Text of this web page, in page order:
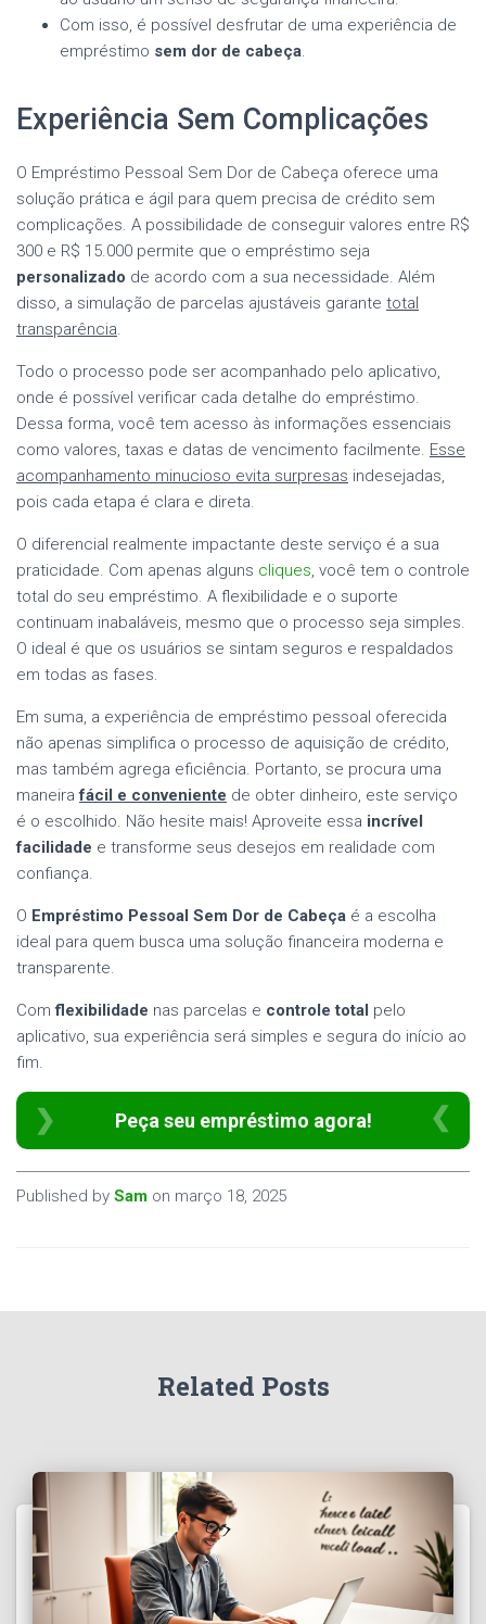
Com isso, é possível desfrutar de uma experiência de
empréstimo sem dor de cabeça.
Experiência Sem Complicações
O Empréstimo Pessoal Sem Dor de Cabeça oferece uma
solução prática e ágil para quem precisa de crédito sem
complicações. A possibilidade de conseguir valores entre R$
300 e R$ 15.000 permite que o empréstimo seja
personalizado de acordo com a sua necessidade. Além
disso, a simulação de parcelas ajustáveis garante total
transparência.
Todo o processo pode ser acompanhado pelo aplicativo,
onde é possível verificar cada detalhe do empréstimo.
Dessa forma, você tem acesso às informações essenciais
como valores, taxas e datas de vencimento facilmente. Esse
acompanhamento minucioso evita surpresas indesejadas,
pois cada etapa é clara e direta.
O diferencial realmente impactante deste serviço é a sua
praticidade. Com apenas alguns cliques, você tem o controle
total do seu empréstimo. A flexibilidade e o suporte
continuam inabaláveis, mesmo que o processo seja simples.
O ideal é que os usuários se sintam seguros e respaldados
em todas as fases.
Em suma, a experiência de empréstimo pessoal oferecida
não apenas simplifica o processo de aquisição de crédito,
mas também agrega eficiência. Portanto, se procura uma
maneirafácil e conveniente de obter dinheiro, este serviço
é o escolhido. Não hesite mais! Aproveite essa incrível
facilidade e transforme seus desejos em realidade com
confiança.
O Empréstimo Pessoal Sem Dor de Cabeça é a escolha
ideal para quem busca uma solução financeira moderna e
transparente.
Comflexibilidade nas parcelas e controle total pelo
aplicativo, sua experiência será simples e segura do início ao
fim.
Peça seu empréstimo agora!
Published by Sam on março 18, 2025
Related Posts